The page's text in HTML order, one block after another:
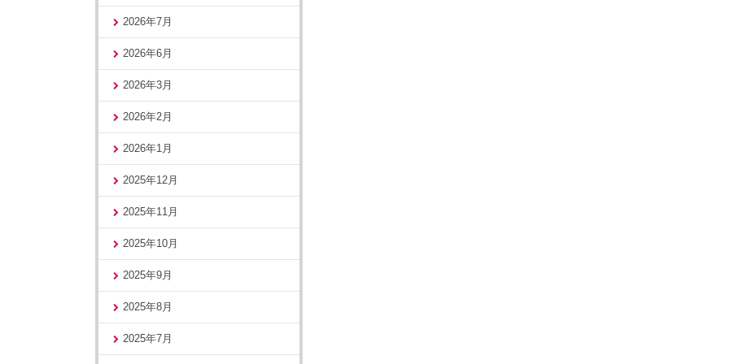
2026年7月
2026年6月
2026年3月
2026年2月
2026年1月
2025年12月
2025年11月
2025年10月
2025年9月
2025年8月
2025年7月